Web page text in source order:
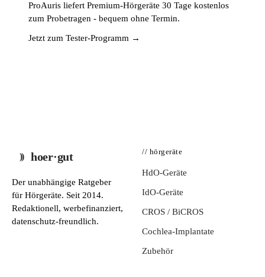
ProAuris liefert Premium-Hörgeräte 30 Tage kostenlos
zum Probetragen - bequem ohne Termin.
Jetzt zum Tester-Programm →
hoer·gut
Der unabhängige Ratgeber
für Hörgeräte. Seit 2014.
Redaktionell, werbefinanziert,
datenschutz-freundlich.
// hörgeräte
HdO-Geräte
IdO-Geräte
CROS / BiCROS
Cochlea-Implantate
Zubehör